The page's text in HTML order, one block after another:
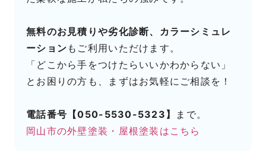
無料のお見積りや劣化診断、カラーシミュレ
ーション もご利用いただけます。
「どこから手をつけたらいいかわからない」
とお困りの方も、まずはお気軽にご相談を！
電話番号【050-5530-5323】
まで。
岡山市の外壁塗装・屋根塗装はこちら